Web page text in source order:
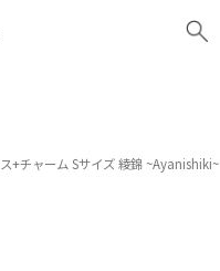
+チャーム Sサイズ 綾錦 ~Ayanishiki~